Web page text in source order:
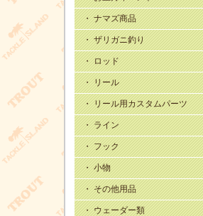
・ ナマズ商品
・ ザリガニ釣り
・ ロッド
・ リール
・ リール用カスタムパーツ
・ ライン
・ フック
・ 小物
・ その他用品
・ ウェーダー類